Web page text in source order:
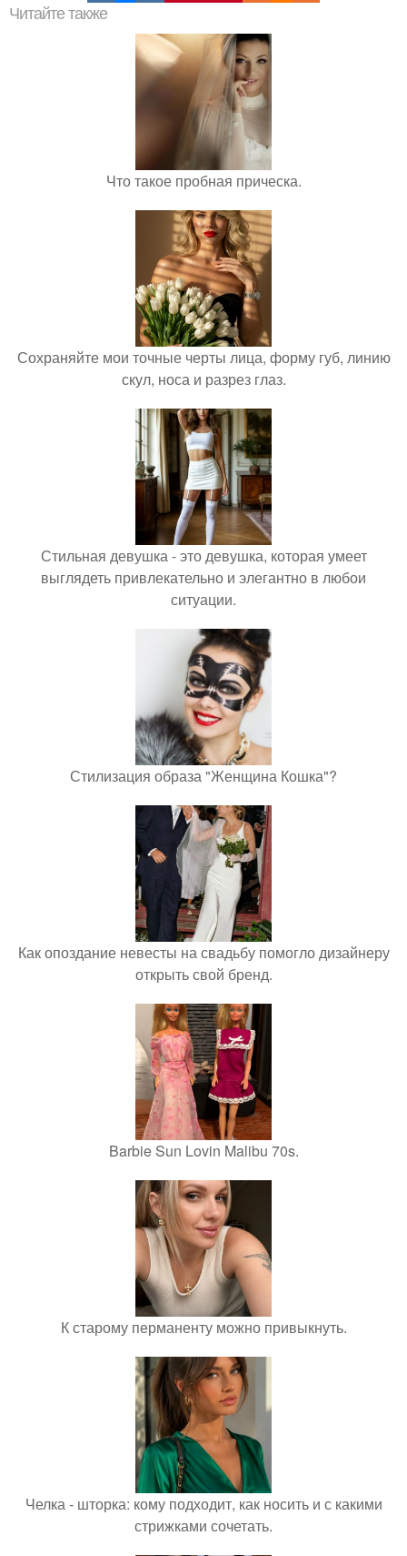
Читайте также
Что такое пробная прическа.
Сохраняйте мои точные черты лица, форму губ, линию
скул, носа и разрез глаз.
Стильная девушка - это девушка, которая умеет
выглядеть привлекательно и элегантно в любои
ситуации.
Стилизация образа "Женщина Кошка"?
Как опоздание невесты на свадьбу помогло дизайнеру
открыть свой бренд.
Barbie Sun Lovin Malibu 70s.
К старому перманенту можно привыкнуть.
Челка - шторка: кому подходит, как носить и с какими
стрижками сочетать.